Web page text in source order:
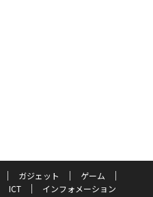
ガジェット
ゲーム
ICT インフォメーション